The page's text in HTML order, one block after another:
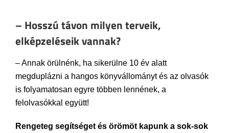
– Hosszú távon milyen terveik,
elképzeléseik vannak?
– Annak örülnénk, ha sikerülne 10 év alatt
megduplázni a hangos könyvállományt és az olvasók
is folyamatosan egyre többen lennének, a
felolvasókkal együtt!
Rengeteg segítséget és örömöt kapunk a sok-sok